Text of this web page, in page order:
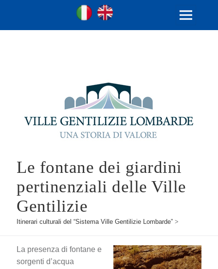
Ville Gentilizie Lombarde
Ita
MENU
Le fontane dei giardini
pertinenziali delle Ville
Gentilizie
Itinerari culturali del “Sistema Ville Gentilizie Lombarde” >
La presenza di fontane e
sorgenti d’acqua